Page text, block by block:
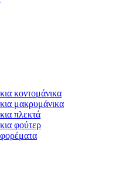
κοντομάνικα
μακρυμάνικα
πλεκτά
φούτερ